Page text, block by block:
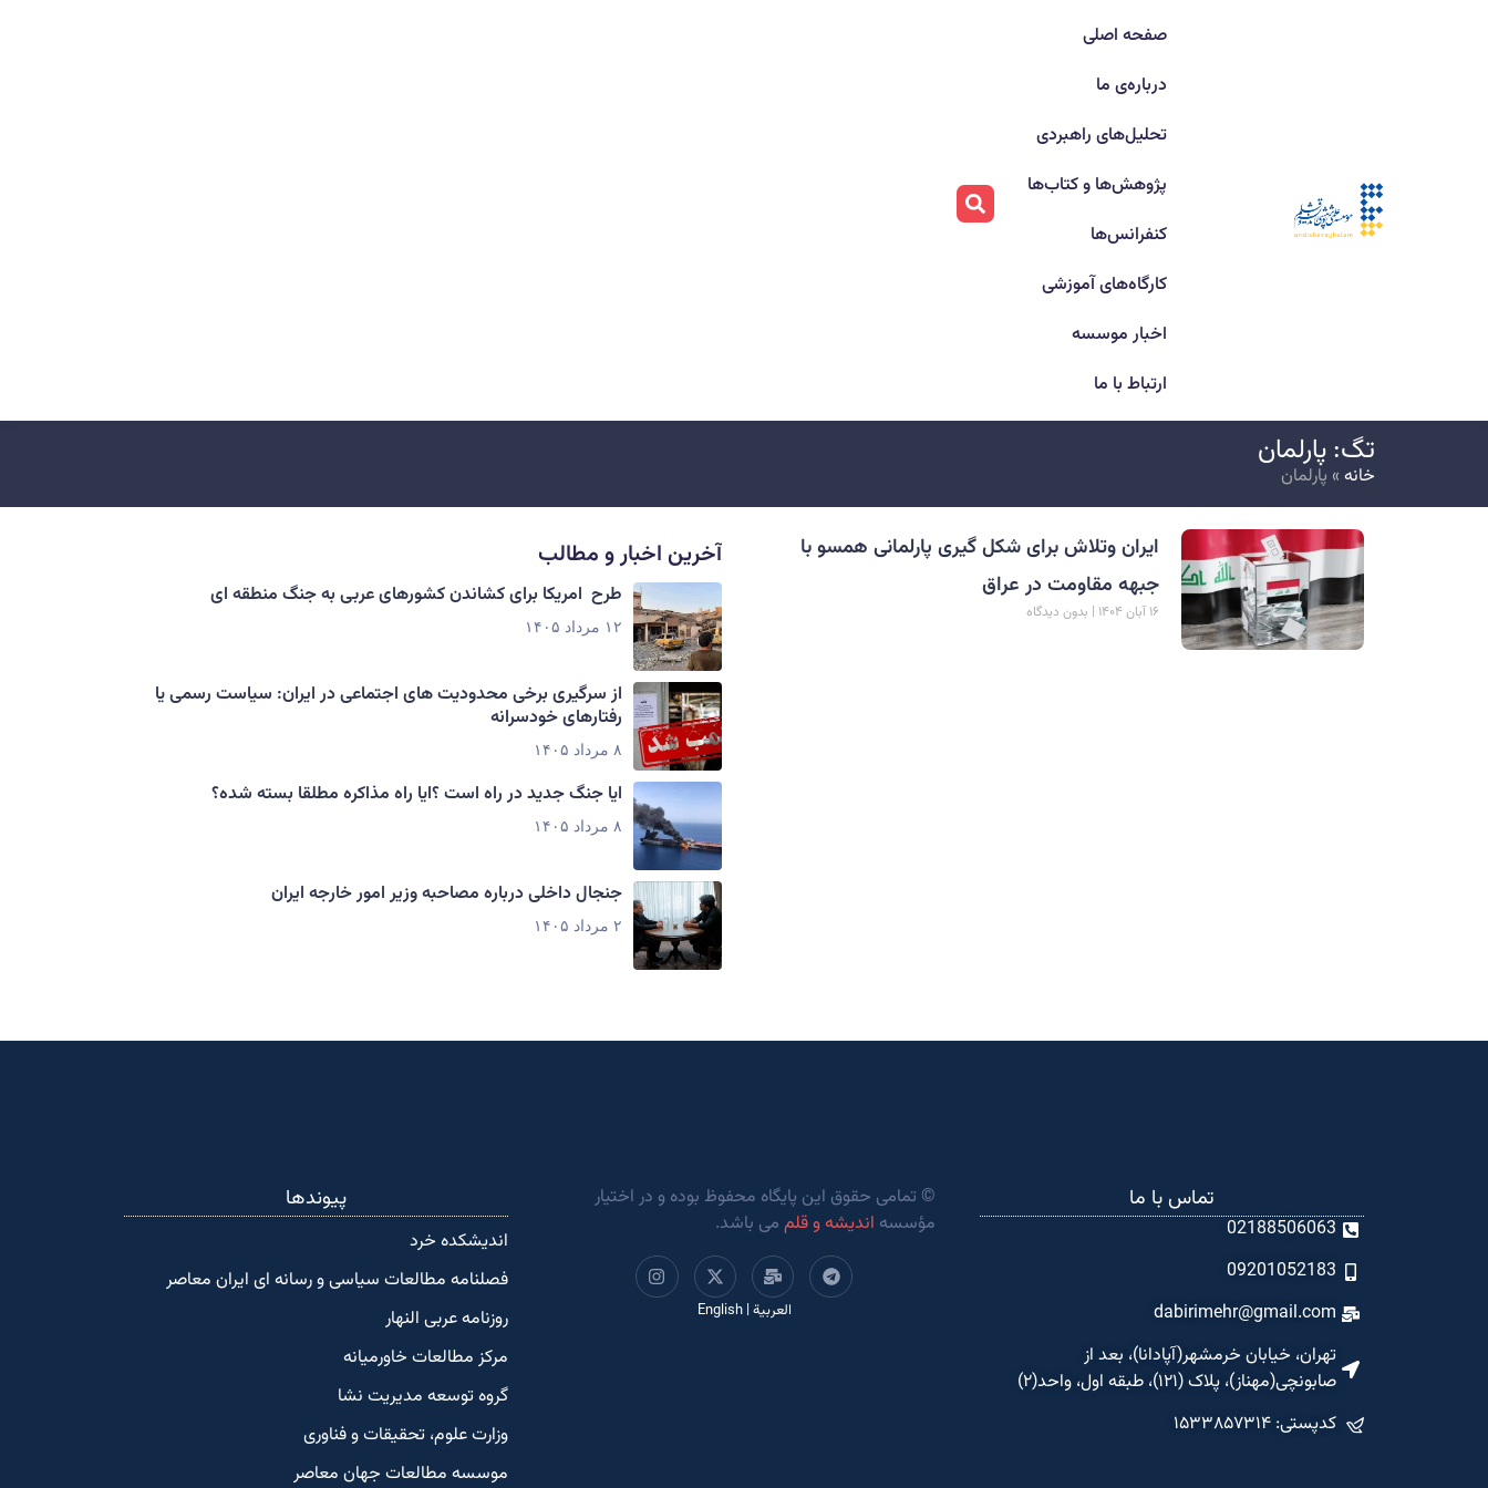
صفحه اصلی
درباره‌ی ما
تحلیل‌های راهبردی
پژوهش‌ها و کتاب‌ها
کنفرانس‌ها
کارگاه‌های آموزشی
اخبار موسسه
ارتباط با ما
تگ: پارلمان
خانه » پارلمان
ایران وتلاش برای شکل گیری پارلمانی همسو با
جبهه مقاومت در عراق
۱۶ آبان ۱۴۰۴ بدون دیدگاه
آخرین اخبار و مطالب
طرح امریکا برای کشاندن کشورهای عربی به جنگ منطقه ای
۱۲ مرداد ۱۴۰۵
از سرگیری برخی محدودیت های اجتماعی در ایران: سیاست رسمی یا
رفتارهای خودسرانه
۸ مرداد ۱۴۰۵
ایا جنگ جدید در راه است ؟ایا راه مذاکره مطلقا بسته شده؟
۸ مرداد ۱۴۰۵
جنجال داخلی درباره مصاحبه وزیر امور خارجه ایران
۲ مرداد ۱۴۰۵
تماس با ما
02188506063
09201052183
dabirimehr@gmail.com
تهران، خیابان خرمشهر(آپادانا)، بعد از
صابونچی(مهناز)، پلاک (۱۲۱)، طبقه اول، واحد(۲)
کدپستی: ۱۵۳۳۸۵۷۳۱۴
© تمامی حقوق این پایگاه محفوظ بوده و در اختیار
مؤسسه اندیشه و قلممی باشد.
العربية |
English
پیوندها
اندیشکده‌ خرد
فصلنامه مطالعات سیاسی و رسانه ای ایران معاصر
روزنامه عربی النهار
مرکز مطالعات خاورمیانه
گروه توسعه مدیریت نشا
وزارت علوم، تحقیقات و فناوری
موسسه مطالعات جهان معاصر